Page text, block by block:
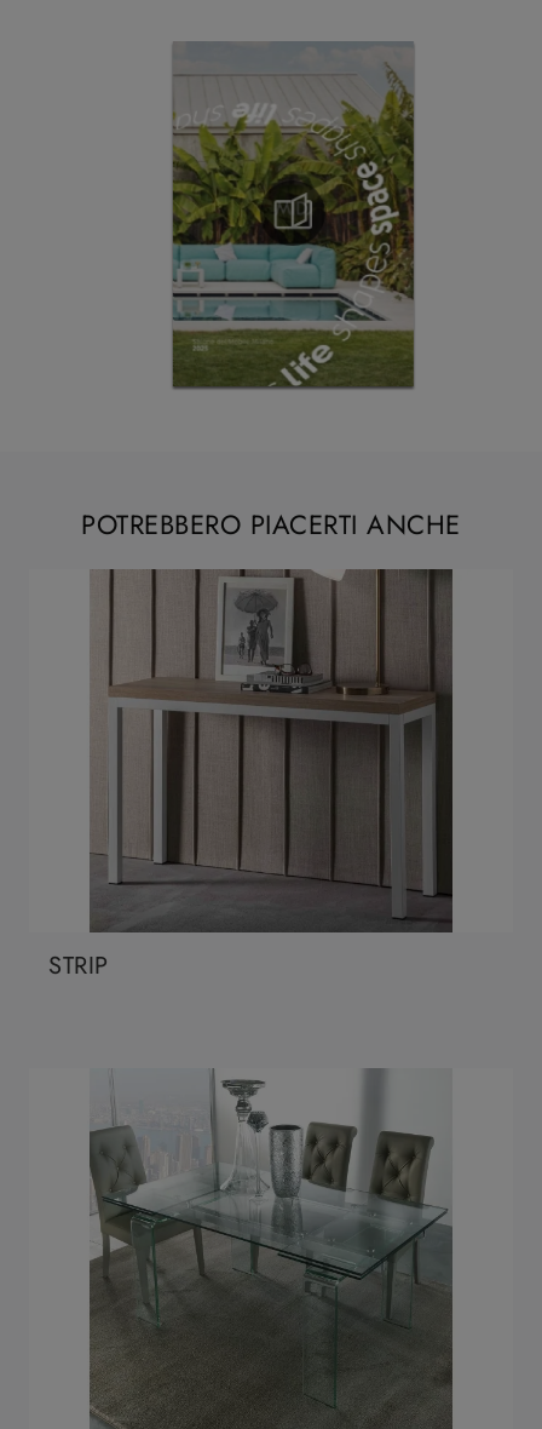
POTREBBERO PIACERTI ANCHE
STRIP